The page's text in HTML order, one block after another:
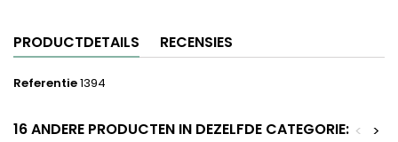
PRODUCTDETAILS RECENSIES
Referentie1394
16 ANDERE PRODUCTEN IN DEZELFDE CATEGORIE: >
<